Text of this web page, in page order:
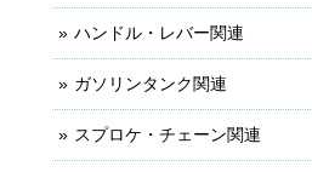
ハンドル・レバー関連
ガソリンタンク関連
スプロケ・チェーン関連